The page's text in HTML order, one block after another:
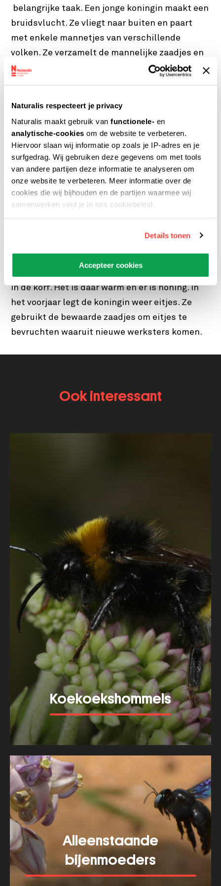
Naturalis respecteert je privacy
Naturalis maakt gebruik van functionele- en
analytische-cookies om de website te verbeteren.
Hiervoor slaan wij informatie op zoals je IP-adres en je
surfgedrag. Wij gebruiken deze gegevens om met tools
van andere partijen deze informatie te analyseren om
onze website te verbeteren. Meer informatie over de
cookies die wij bijhouden en de partijen waarmee wij
samenwerken vind je in ons cookiebeleid.
Details tonen
Accepteer cookies
belangrijke taak. Een jonge koningin maakt een
bruidsvlucht. Ze vliegt naar buiten en paart
met enkele mannetjes van verschillende
volken. Ze verzamelt de mannelijke zaadjes en
bewaart ze in haar zaadblaas. Zo’n blaas om
jij daarin bewaart?
Eruit!
Als de paringstijd voorbij is na de zomer (juli,
augustus), worden de darren de korf uit gezet:
de darrenslacht. Hun zaadjes zijn verzameld,
in de korf. Het is daar warm en er is honing. In
het voorjaar legt de koningin weer eitjes. Ze
gebruikt de bewaarde zaadjes om eitjes te
bevruchten waaruit nieuwe werksters komen.
Ook interessant
Koekoekshommels
Meer tonen
about
Alleenstaande
bijenmoeders